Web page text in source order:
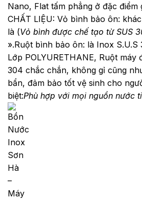
Nano, Flat tấm phẳng ở đặc điểm
CHẤT LIỆU: Vỏ bình bảo ôn:
là (Vỏ bình được chế tạo từ SUS
».Ruột bình bảo ôn: là Inox
Lớp POLYURETHANE, Ruột máy
304 chắc chắn, không gỉ cũng
bẩn, đảm bảo tốt vệ sinh cho
biệt:Phù hợp với mọi nguồn nước